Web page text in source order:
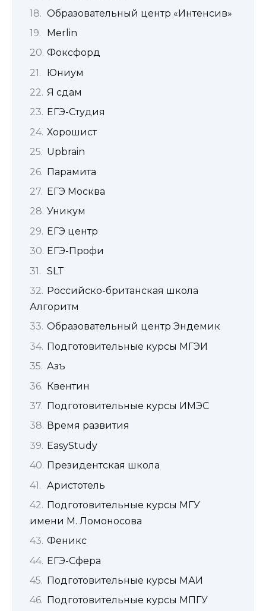
Образовательный центр «Интенсив»
Merlin
Фоксфорд
Юниум
Я сдам
ЕГЭ-Студия
Хорошист
Upbrain
Парамита
ЕГЭ Москва
Уникум
ЕГЭ центр
ЕГЭ-Профи
SLT
Российско-британская школа
Алгоритм
Образовательный центр Эндемик
Подготовительные курсы МГЭИ
Азъ
Квентин
Подготовительные курсы ИМЭС
Время развития
EasyStudy
Президентская школа
Аристотель
Подготовительные курсы МГУ
имени М. Ломоносова
Феникс
ЕГЭ-Сфера
Подготовительные курсы МАИ
Подготовительные курсы МПГУ